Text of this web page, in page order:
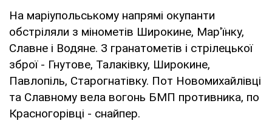
На маріупольському напрямі окупанти
обстріляли з мінометів Широкине, Мар'їнку,
Славне і Водяне. З гранатометів і стрілецької
зброї - Гнутове, Талаківку, Широкине,
Павлопіль, Старогнатівку. Пот Новомихайлівці
та Славному вела вогонь БМП противника, по
Красногорівці - снайпер.